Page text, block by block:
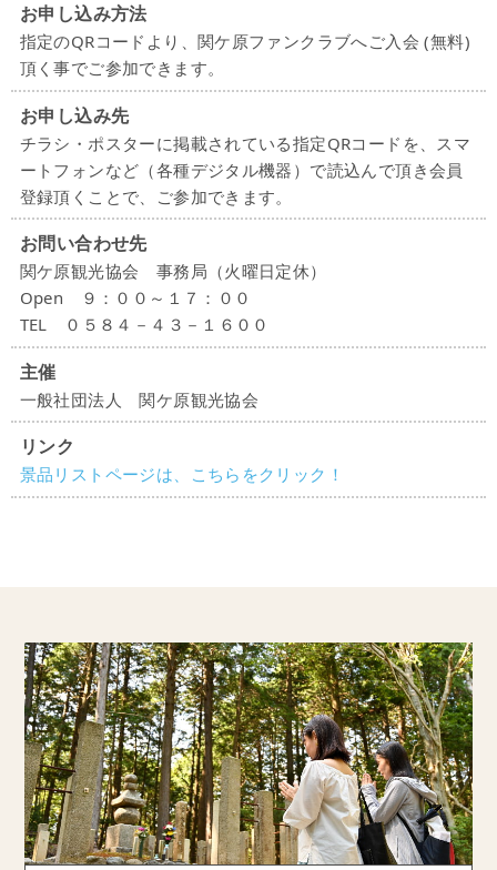
お申し込み方法
指定のQRコードより、関ケ原ファンクラブへご入会 (無料)
頂く事でご参加できます。
お申し込み先
チラシ・ポスターに掲載されている指定QRコードを、スマ
ートフォンなど（各種デジタル機器）で読込んで頂き会員
登録頂くことで、ご参加できます。
お問い合わせ先
関ケ原観光協会 事務局（火曜日定休）
Open ９：００～１７：００
TEL ０５８４－４３－１６００
主催
一般社団法人 関ケ原観光協会
リンク
景品リストページは、こちらをクリック！